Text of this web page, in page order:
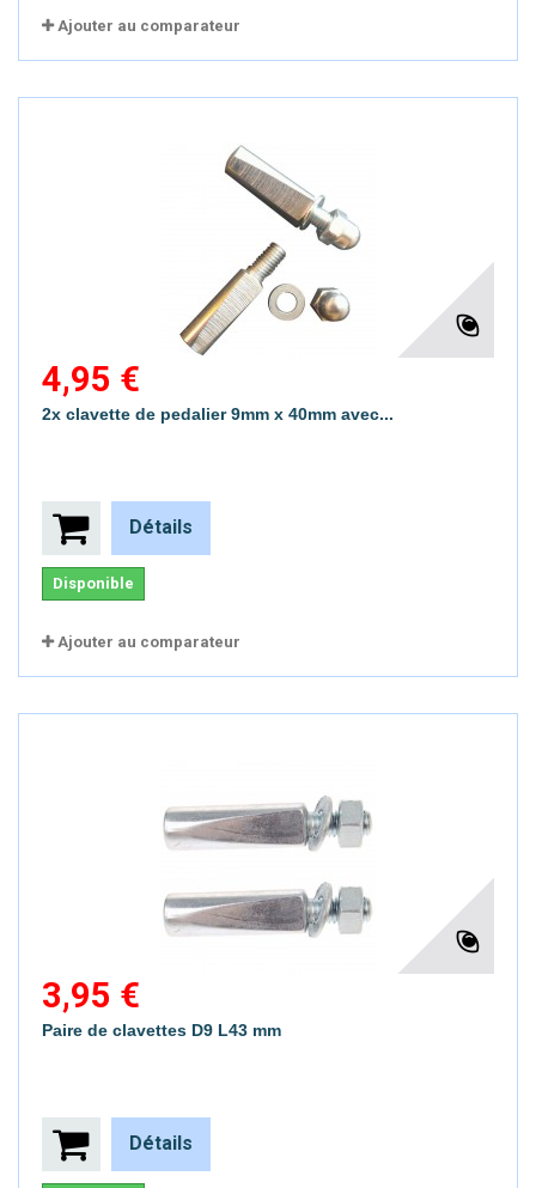
Ajouter au comparateur
4,95 €
2x clavette de pedalier 9mm x 40mm avec...
Détails
Disponible
Ajouter au comparateur
3,95 €
Paire de clavettes D9 L43 mm
Détails